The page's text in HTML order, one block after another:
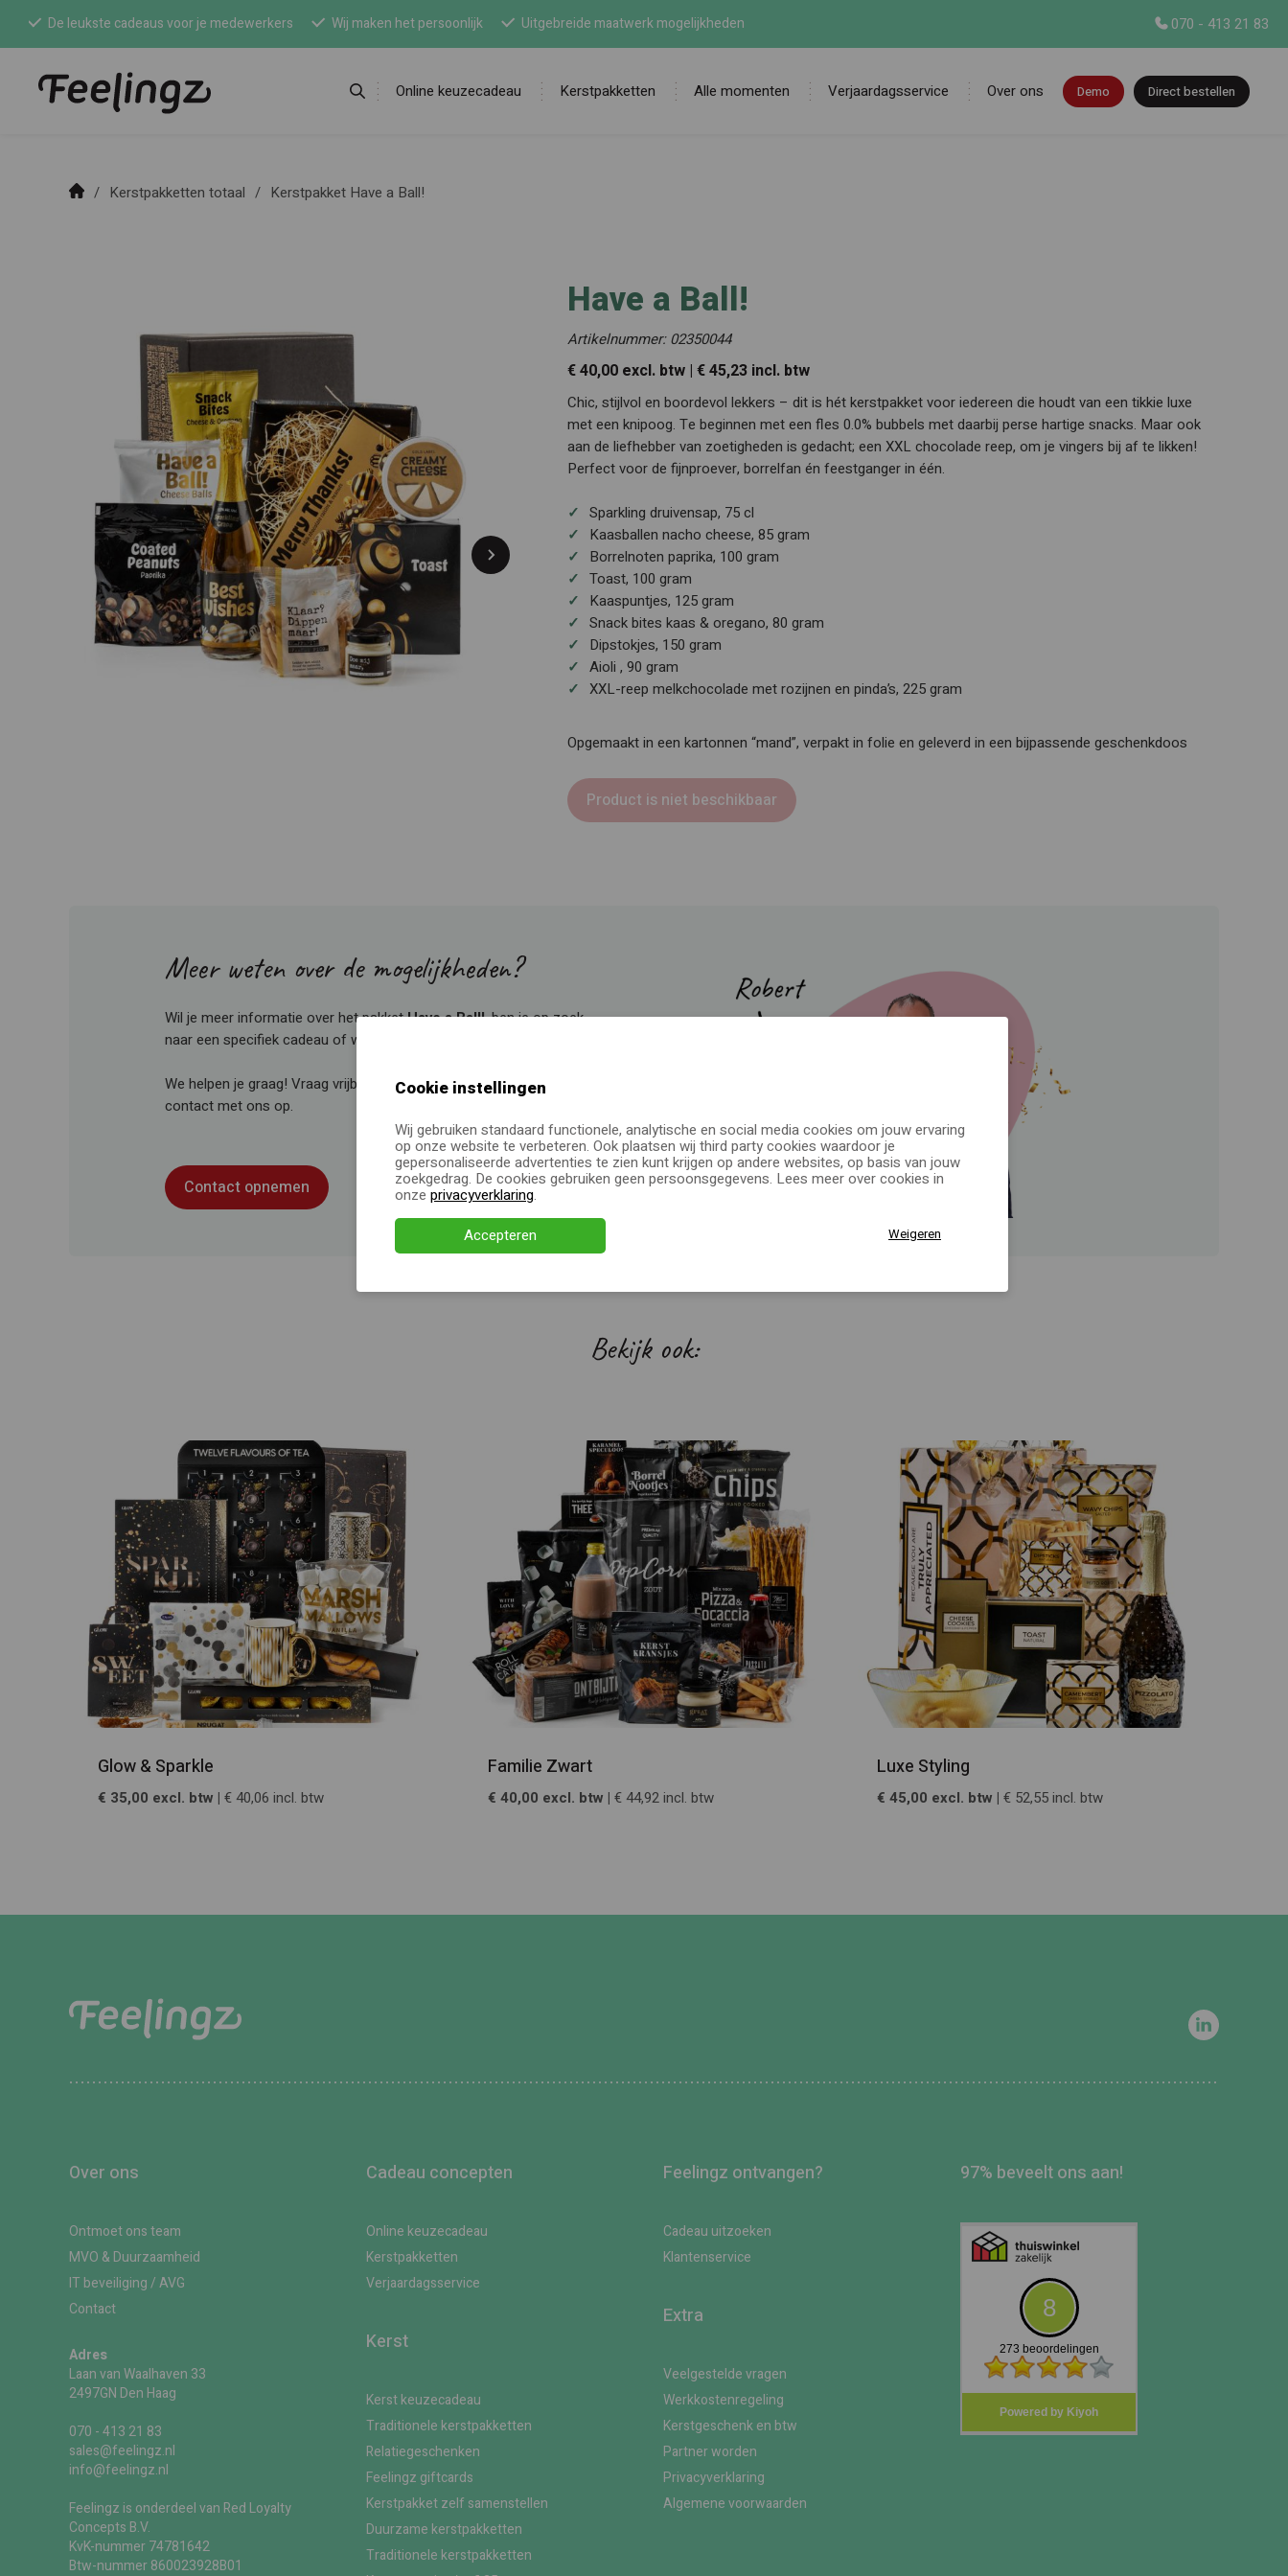
De leukste cadeaus voor je medewerkers Wij maken het persoonlijk Uitgebreide maatwerk mogelijkheden 070 - 413 21 83
Online keuzecadeau Kerstpakketten Alle momenten Verjaardagsservice Over ons Demo Direct bestellen
Zoeken
Kerstpakketten totaal Kerstpakket Have a Ball!
Have a Ball!
Artikelnummer: 02350044
€ 40,00 excl. btw | € 45,23 incl. btw
Chic, stijlvol en boordevol lekkers – dit is hét kerstpakket voor iedereen die houdt van een tikkie luxe
met een knipoog. Te beginnen met een fles 0.0% bubbels met daarbij perse hartige snacks. Maar ook
aan de liefhebber van zoetigheden is gedacht; een XXL chocolade reep, om je vingers bij af te likken!
Perfect voor de fijnproever, borrelfan én feestganger in één.
Sparkling druivensap, 75 cl
Kaasballen nacho cheese, 85 gram
Borrelnoten paprika, 100 gram
Toast, 100 gram
Kaaspuntjes, 125 gram
Snack bites kaas & oregano, 80 gram
Dipstokjes, 150 gram
Aioli , 90 gram
XXL-reep melkchocolade met rozijnen en pinda’s, 225 gram
Opgemaakt in een kartonnen “mand”, verpakt in folie en geleverd in een bijpassende geschenkdoos
Product is niet beschikbaar
Meer weten over de mogelijkheden?
Wil je meer informatie over het pakketHave a Ball!, ben je op zoek
naar een specifiek cadeau of wil je je cadeau laten personaliseren?
We helpen je graag! Vraag vrijblijvend een offerte aan of neem
contact met ons op.
Contact opnemen
Bekijk ook:
Glow & Sparkle
€ 35,00 excl. btw | € 40,06 incl. btw
Familie Zwart
€ 40,00 excl. btw | € 44,92 incl. btw
Luxe Styling
€ 45,00 excl. btw | € 52,55 incl. btw
Over ons
Ontmoet ons team
MVO & Duurzaamheid
IT beveiliging / AVG
Contact
Adres
Laan van Waalhaven 33
2497GN Den Haag
070 - 413 21 83
sales@feelingz.nl
info@feelingz.nl
Feelingz is onderdeel van Red Loyalty
Concepts B.V.
KvK-nummer 74781642
Btw-nummer 860023928B01
Cadeau concepten
Online keuzecadeau
Kerstpakketten
Verjaardagsservice
Kerst
Kerst keuzecadeau
Traditionele kerstpakketten
Relatiegeschenken
Feelingz giftcards
Kerstpakket zelf samenstellen
Duurzame kerstpakketten
Traditionele kerstpakketten
Feelingz ontvangen?
Cadeau uitzoeken
Klantenservice
Extra
Veelgestelde vragen
Werkkostenregeling
Kerstgeschenk en btw
Partner worden
Privacyverklaring
Algemene voorwaarden
97% beveelt ons aan!
Cookie instellingen
Wij gebruiken standaard functionele, analytische en social media cookies om jouw ervaring
op onze website te verbeteren. Ook plaatsen wij third party cookies waardoor je
gepersonaliseerde advertenties te zien kunt krijgen op andere websites, op basis van jouw
zoekgedrag. De cookies gebruiken geen persoonsgegevens. Lees meer over cookies in
onze privacyverklaring.
Accepteren
Weigeren